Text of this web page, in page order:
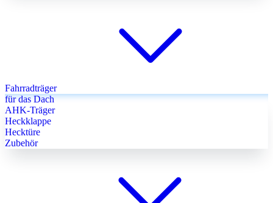
Fahrradträger
für das Dach
AHK-Träger
Heckklappe
Hecktüre
Zubehör